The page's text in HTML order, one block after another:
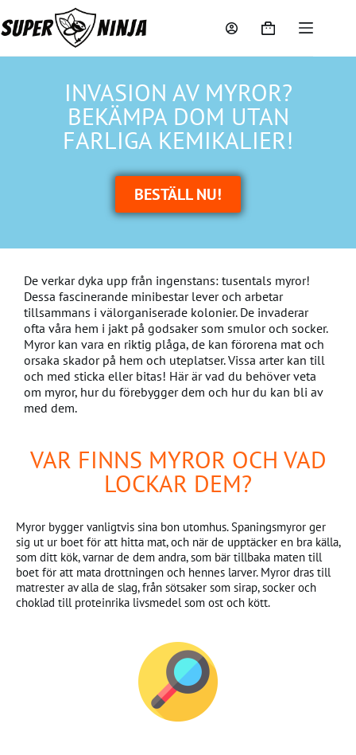
INVASION AV MYROR?
BEKÄMPA DOM UTAN
FARLIGA KEMIKALIER!
BESTÄLL NU!
De verkar dyka upp från ingenstans: tusentals myror!
Dessa fascinerande minibestar lever och arbetar
tillsammans i välorganiserade kolonier. De invaderar
ofta våra hem i jakt på godsaker som smulor och socker.
Myror kan vara en riktig plåga, de kan förorena mat och
orsaka skador på hem och uteplatser. Vissa arter kan till
och med sticka eller bitas! Här är vad du behöver veta
om myror, hur du förebygger dem och hur du kan bli av
med dem.
VAR FINNS MYROR OCH VAD
LOCKAR DEM?
Myror bygger vanligtvis sina bon utomhus. Spaningsmyror ger
sig ut ur boet för att hitta mat, och när de upptäcker en bra källa,
som ditt kök, varnar de dem andra, som bär tillbaka maten till
boet för att mata drottningen och hennes larver. Myror dras till
matrester av alla de slag, från sötsaker som sirap, socker och
choklad till proteinrika livsmedel som ost och kött.